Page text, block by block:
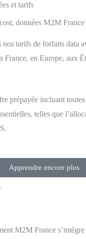
et tarifs
données M2M
tarifs de forfaits data
France, en Europe, aux
prépayée incluant
telles que
Apprendre encore plus
M2M France s’intègre